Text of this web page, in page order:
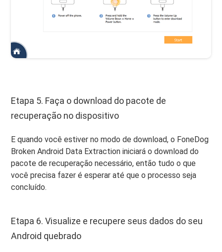
Etapa 5. Faça o download do pacote de
recuperação no dispositivo
E quando você estiver no modo de download, o FoneDog
Broken Android Data Extraction iniciará o download do
pacote de recuperação necessário, então tudo o que
você precisa fazer é esperar até que o processo seja
concluído.
Etapa 6. Visualize e recupere seus dados do seu
Android quebrado